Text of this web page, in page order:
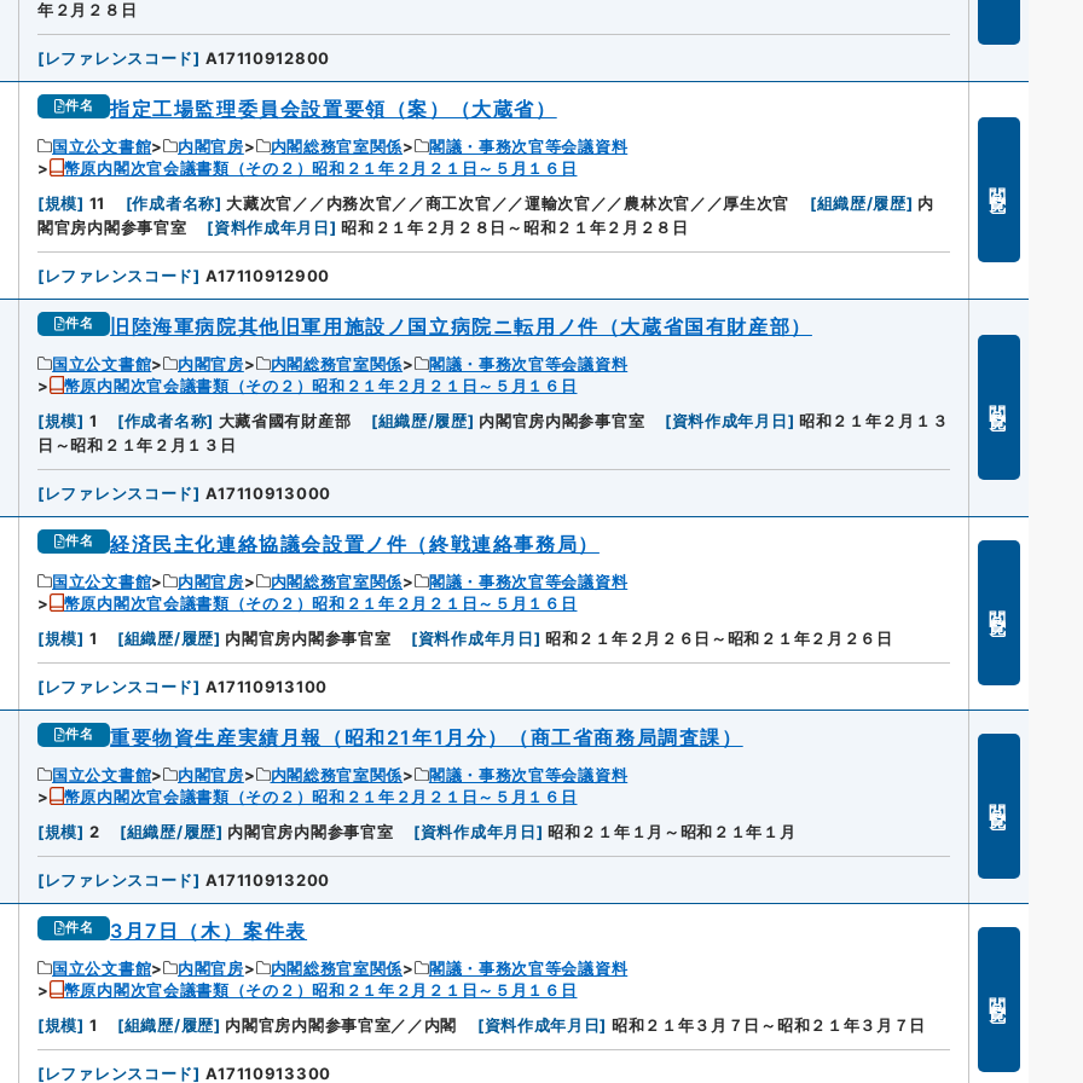
年２月２８日
[レファレンスコード] A17110912800
件名 指定工場監理委員会設置要領（案）（大蔵省）
国立公文書館 内閣官房 内閣総務官室関係
閣議・事務次官等会議資料
幣原内閣次官会議書類（その２）昭和２１年２月２１日～５月１６日
[規模] 11 [作成者名称] 大藏次官／／内務次官／／商工次官／／運輸次官／／農林次官／／厚生次官 [組織歴/履歴] 内
閣官房内閣参事官室
[資料作成年月日] 昭和２１年２月２８日～昭和２１年２月２８日
[レファレンスコード] A17110912900
件名 旧陸海軍病院其他旧軍用施設ノ国立病院ニ転用ノ件（大蔵省国有財産部）
国立公文書館 内閣官房 内閣総務官室関係
閣議・事務次官等会議資料
幣原内閣次官会議書類（その２）昭和２１年２月２１日～５月１６日
[規模] 1 [作成者名称] 大藏省國有財産部 [組織歴/履歴] 内閣官房内閣参事官室 [資料作成年月日] 昭和２１年２月１３
日～昭和２１年２月１３日
[レファレンスコード] A17110913000
件名 経済民主化連絡協議会設置ノ件（終戦連絡事務局）
国立公文書館 内閣官房 内閣総務官室関係
閣議・事務次官等会議資料
幣原内閣次官会議書類（その２）昭和２１年２月２１日～５月１６日
[規模] 1 [組織歴/履歴] 内閣官房内閣参事官室 [資料作成年月日] 昭和２１年２月２６日～昭和２１年２月２６日
[レファレンスコード] A17110913100
件名 重要物資生産実績月報（昭和21年1月分）（商工省商務局調査課）
国立公文書館 内閣官房 内閣総務官室関係
閣議・事務次官等会議資料
幣原内閣次官会議書類（その２）昭和２１年２月２１日～５月１６日
[規模] 2 [組織歴/履歴] 内閣官房内閣参事官室 [資料作成年月日] 昭和２１年１月～昭和２１年１月
[レファレンスコード] A17110913200
件名 3月7日（木）案件表
国立公文書館 内閣官房 内閣総務官室関係
閣議・事務次官等会議資料
幣原内閣次官会議書類（その２）昭和２１年２月２１日～５月１６日
[規模] 1 [組織歴/履歴] 内閣官房内閣参事官室／／内閣 [資料作成年月日] 昭和２１年３月７日～昭和２１年３月７日
[レファレンスコード] A17110913300